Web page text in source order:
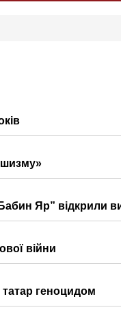
Яр” відкрили
війни
татар геноцидом